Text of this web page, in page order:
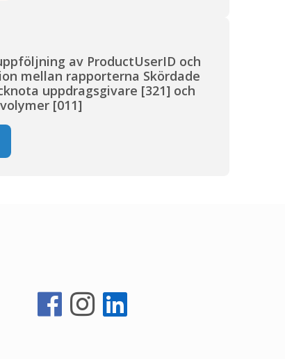
av ProductUserID och
mellan rapporterna Skördade
uppdragsgivare [321] och
[011]